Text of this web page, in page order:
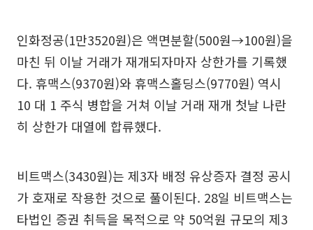
인화정공(1만3520원)은 액면분할(500원→100원)을
마친 뒤 이날 거래가 재개되자마자 상한가를 기록했
다. 휴맥스(9370원)와 휴맥스홀딩스(9770원) 역시
10 대 1 주식 병합을 거쳐 이날 거래 재개 첫날 나란
히 상한가 대열에 합류했다.
비트맥스(3430원)는 제3자 배정 유상증자 결정 공시
가 호재로 작용한 것으로 풀이된다. 28일 비트맥스는
타법인 증권 취득을 목적으로 약 50억원 규모의 제3